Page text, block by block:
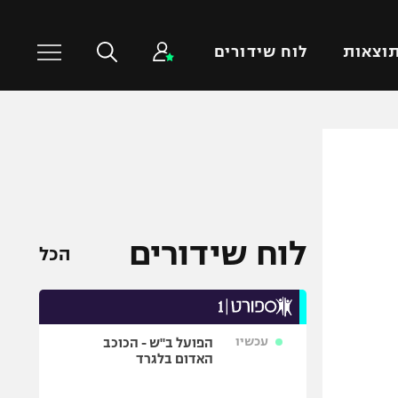
תוצאות לוח שידורים
שחייה
ג'ודו
ספורט אולימפי
לוח שידורים הכל
עכשיו
הפועל ב"ש - הכוכב
האדום בלגרד